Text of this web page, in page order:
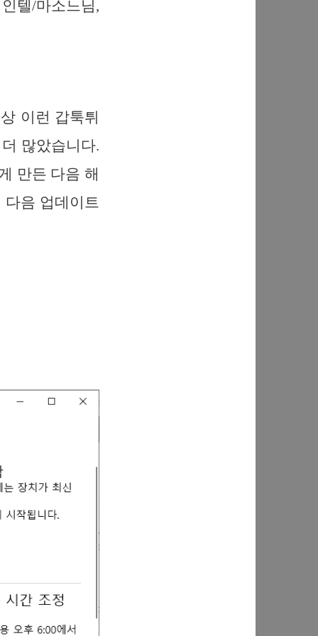
텔/마소느님,
이런 갑툭튀
많았습니다.
만든 다음 해
음 업데이트